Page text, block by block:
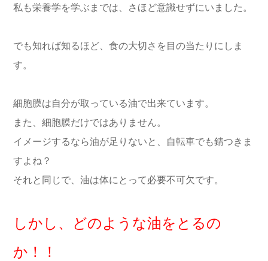
私も栄養学を学ぶまでは、さほど意識せずにいました。
でも知れば知るほど、食の大切さを目の当たりにしま
す。
細胞膜は自分が取っている油で出来ています。
また、細胞膜だけではありません。
イメージするなら油が足りないと、自転車でも錆つきま
すよね？
それと同じで、油は体にとって必要不可欠です。
しかし、どのような油をとるの
か！！